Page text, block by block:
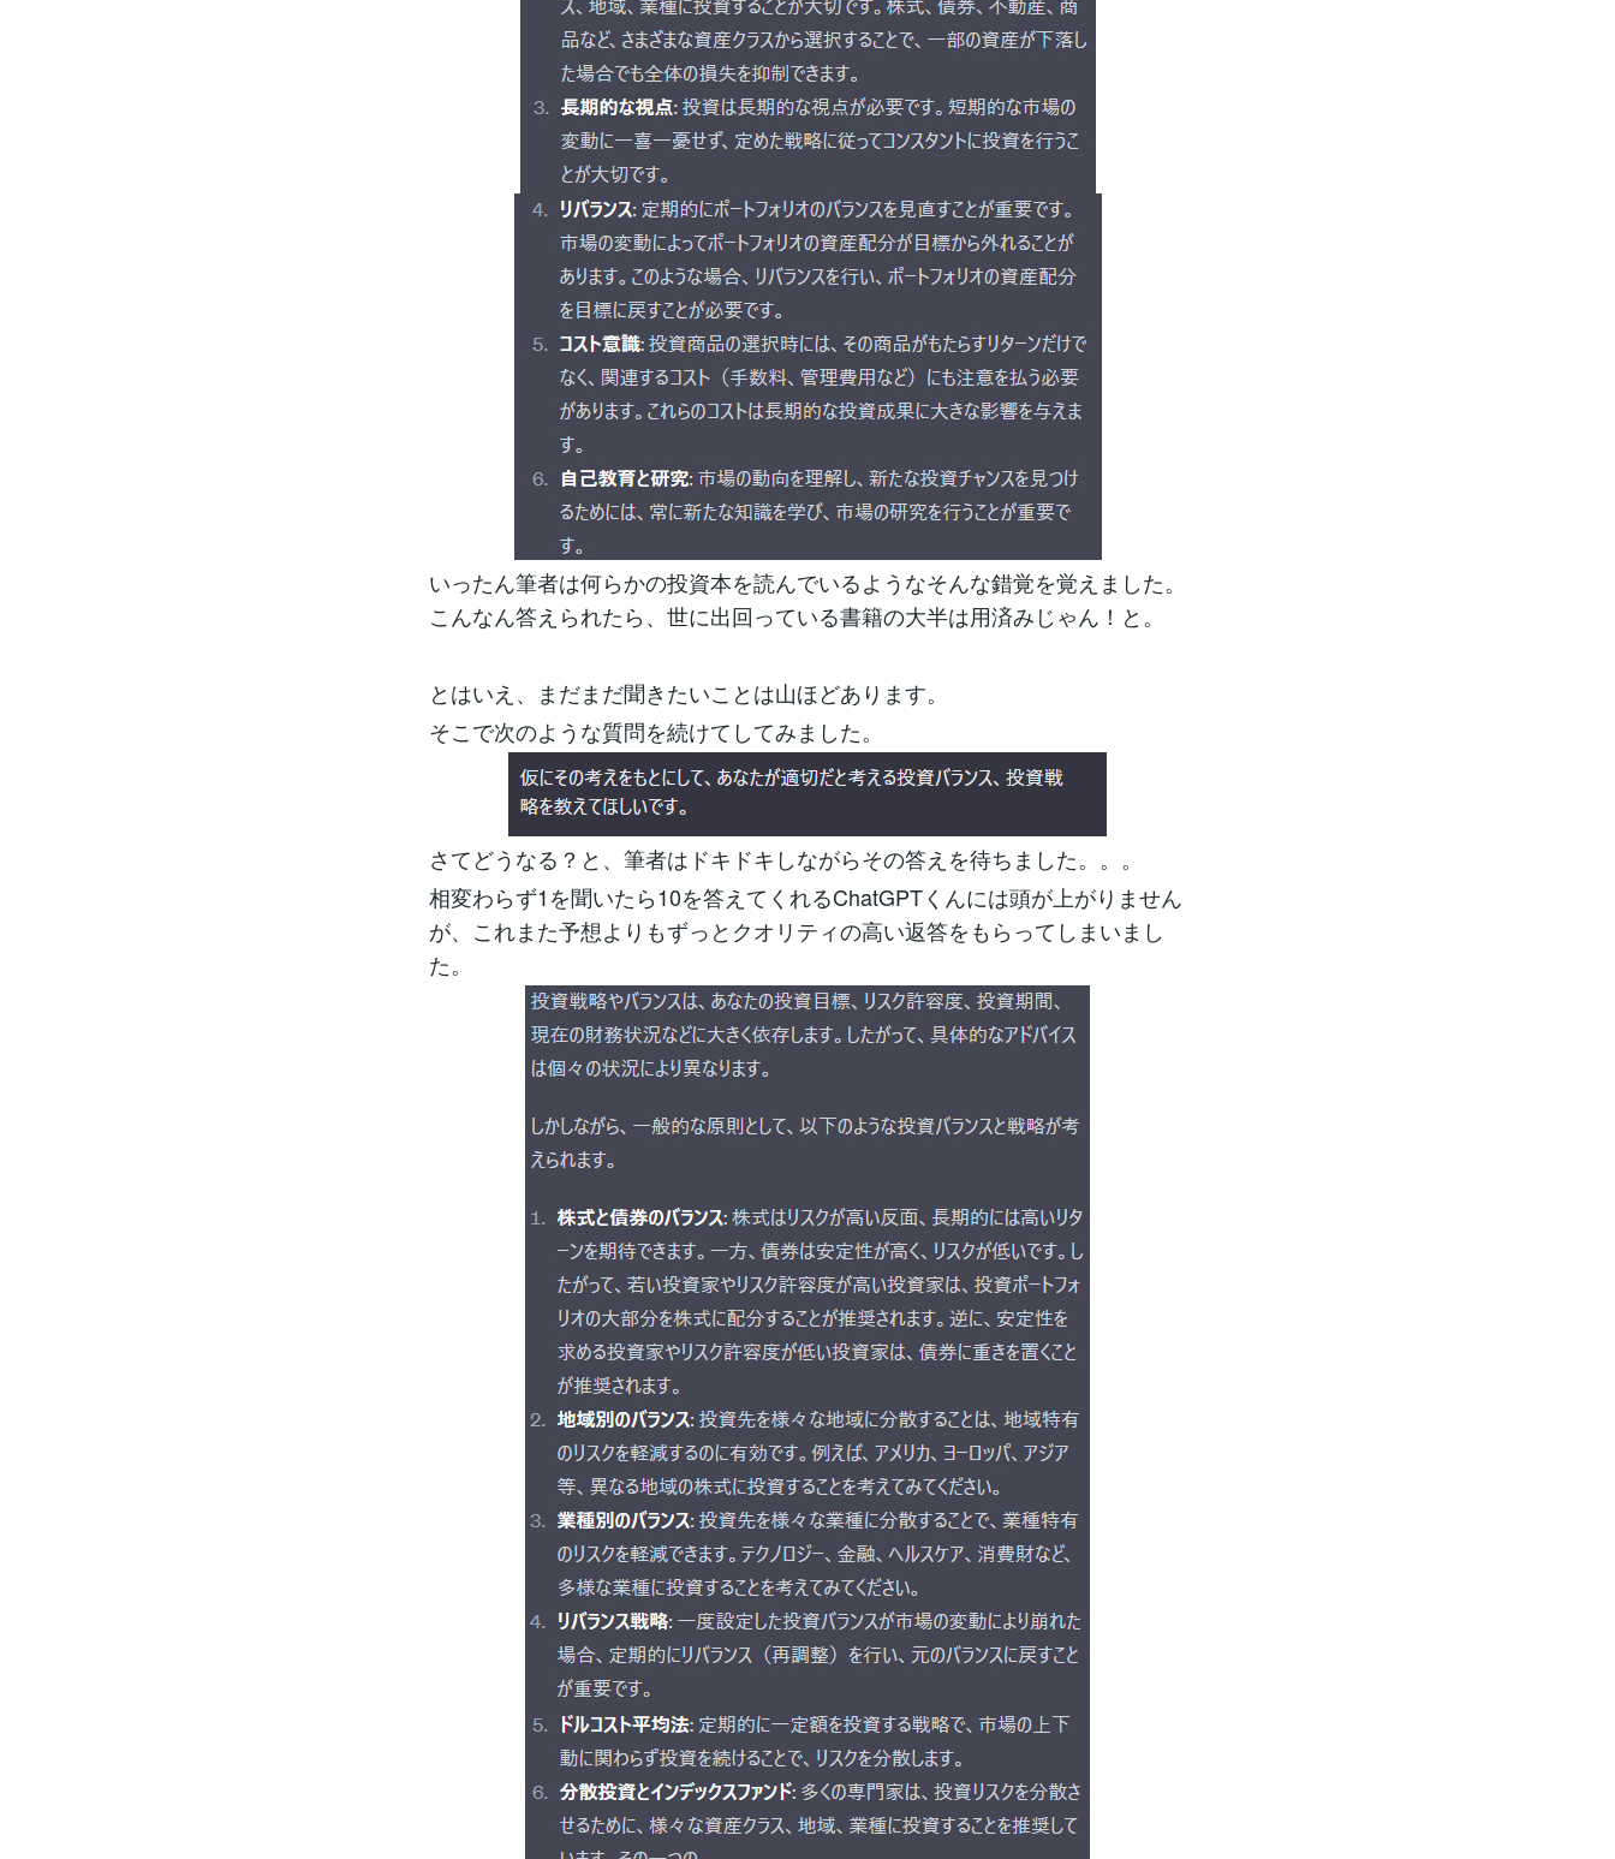
いったん筆者は何らかの投資本を読んでいるようなそんな錯覚を覚えました。
こんなん答えられたら、世に出回っている書籍の大半は用済みじゃん！と。
とはいえ、まだまだ聞きたいことは山ほどあります。
そこで次のような質問を続けてしてみました。
さてどうなる？と、筆者はドキドキしながらその答えを待ちました。。。
相変わらず1を聞いたら10を答えてくれるChatGPTくんには頭が上がりません
が、これまた予想よりもずっとクオリティの高い返答をもらってしまいまし
た。